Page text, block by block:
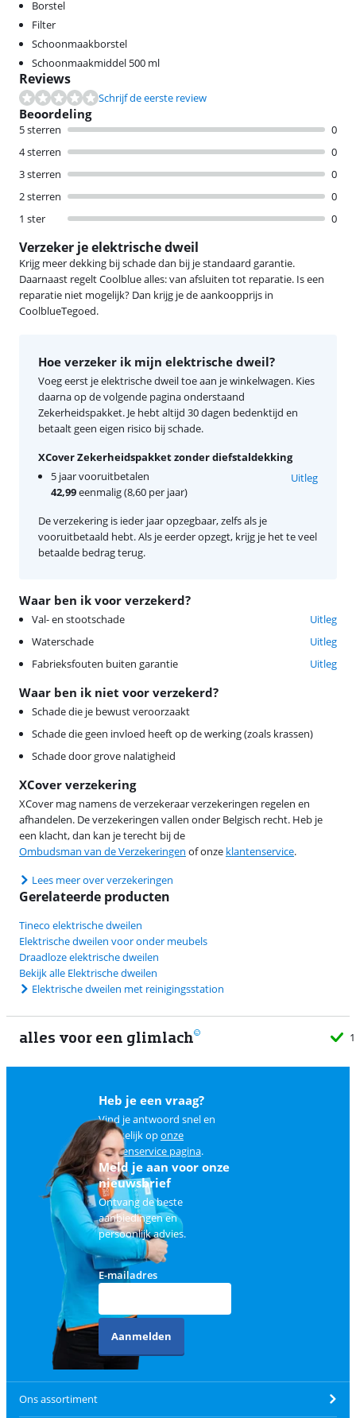
Borstel
Filter
Schoonmaakborstel
Schoonmaakmiddel 500 ml
Reviews
Schrijf de eerste review
Beoordeling
5 sterren
0
4 sterren
0
3 sterren
0
2 sterren
0
1 ster
0
Verzeker je elektrische dweil
Krijg meer dekking bij schade dan bij je standaard garantie.
Daarnaast regelt Coolblue alles: van afsluiten tot reparatie. Is een
reparatie niet mogelijk? Dan krijg je de aankoopprijs in
CoolblueTegoed.
Waar ben ik voor verzekerd?
Val- en stootschade
Uitleg
Waterschade
Uitleg
Fabrieksfouten buiten garantie
Uitleg
Waar ben ik niet voor verzekerd?
Schade die je bewust veroorzaakt
Schade die geen invloed heeft op de werking (zoals krassen)
Schade door grove nalatigheid
XCover verzekering
XCover mag namens de verzekeraar verzekeringen regelen en
afhandelen. De verzekeringen vallen onder Belgisch recht. Heb je
een klacht, dan kan je terecht bij de
Ombudsman van de Verzekeringen of onze klantenservice.
Lees meer over verzekeringen
Hoe verzeker ik mijn elektrische dweil?
Voeg eerst je elektrische dweil toe aan je winkelwagen. Kies
daarna op de volgende pagina onderstaand
Zekerheidspakket. Je hebt altijd 30 dagen bedenktijd en
betaalt geen eigen risico bij schade.
XCover Zekerheidspakket zonder diefstaldekking
5 jaar vooruitbetalen
42,99eenmalig (8,60 per jaar)
Uitleg
De verzekering is ieder jaar opzegbaar, zelfs als je
vooruitbetaald hebt. Als je eerder opzegt, krijg je het te veel
betaalde bedrag terug.
Gerelateerde producten
Tineco elektrische dweilen
Elektrische dweilen voor onder meubels
Draadloze elektrische dweilen
Bekijk alle Elektrische dweilen
Elektrische dweilen met reinigingsstation
alles voor een glimlach
Heb je een vraag?
Vind je antwoord snel en
makkelijk oponze
klantenservice pagina.
Meld je aan voor onze
nieuwsbrief
Ontvang de beste
aanbiedingen en
persoonlijk advies.
E-mailadres
Aanmelden
Ons assortiment